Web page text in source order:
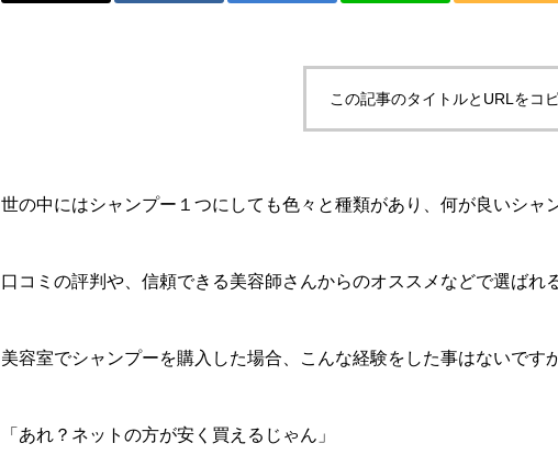
この記事のタイトルとURLをコ
世の中にはシャンプー１つにしても色々と種類があり、何が良いシャ
口コミの評判や、信頼できる美容師さんからのオススメなどで選ばれ
美容室でシャンプーを購入した場合、こんな経験をした事はないです
「あれ？ネットの方が安く買えるじゃん」